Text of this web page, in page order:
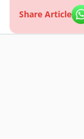
Share Article